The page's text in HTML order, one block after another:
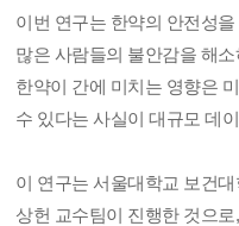
이번 연구는 한약의 안전성
많은 사람들의 불안감을 해
한약이 간에 미치는 영향은
수 있다는 사실이 대규모 데
이 연구는 서울대학교 보건
상헌 교수팀이 진행한 것으